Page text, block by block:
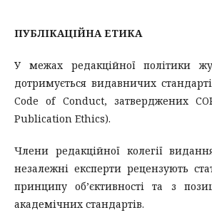
ПУБЛІКАЦІЙНА ЕТИКА
У межах редакційної політики
дотримується видавничих
Code of Conduct, затверджених
Publication Ethics).
Члени редакційної колегії
незалежні експерти рецензують
принципу об’єктивності та з
академічних стандартів.